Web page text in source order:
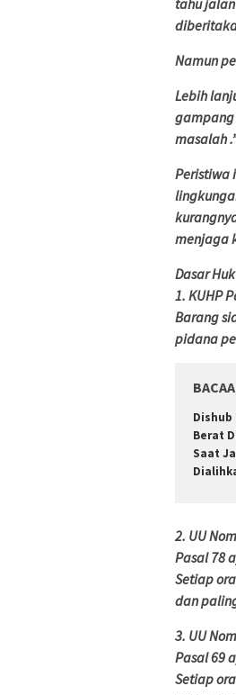
tahu
Namun
Lebih
gampang
masalah
Peristiwa
menjaga
Dasar
1. KUHP
Barang
pidana
Dishub
Berat
Saat
2. UU
Pasal 78
Setiap
dan
3. UU
Pasal 69
Setiap